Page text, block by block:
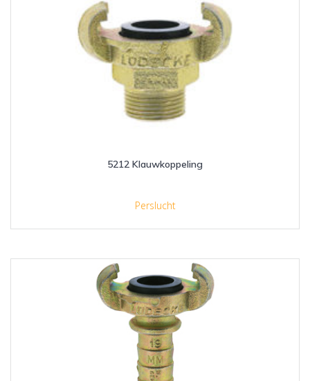
5212 Klauwkoppeling
Perslucht